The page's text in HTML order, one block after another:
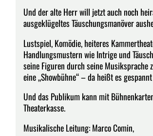
Und der alte Herr will jetzt auch noch
ausgeklügeltes Täuschungsmanöver
Lustspiel, Komödie, heiteres
Handlungsmustern wie Intrige und
seine Figuren durch seine Musiksprache
eine „Showbühne“ – da heißt es
Und das Publikum kann mit
Theaterkasse.
Musikalische Leitung: Marco Comin,